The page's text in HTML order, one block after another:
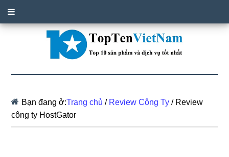
Bạn đang ở:Trang chủ / Review Công Ty /Review
công ty HostGator